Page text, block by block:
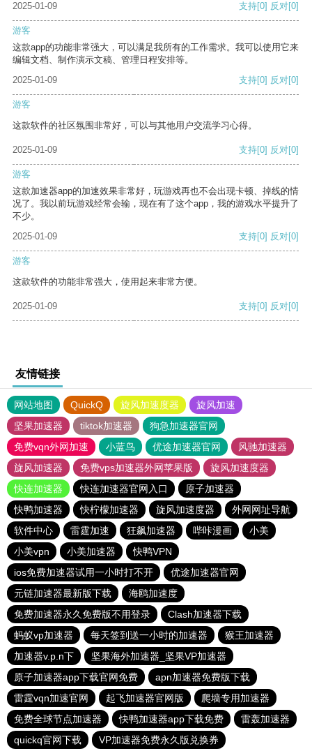
2025-01-09 支持[0] 反对[0]
游客
这款app的功能非常强大，可以满足我所有的工作需求。我可以使用它来
编辑文档、制作演示文稿、管理日程安排等。
2025-01-09
支持[0] 反对[0]
游客
这款软件的社区氛围非常好，可以与其他用户交流学习心得。
2025-01-09 支持[0] 反对[0]
游客
这款加速器app的加速效果非常好，玩游戏再也不会出现卡顿、掉线的情
况了。我以前玩游戏经常会输，现在有了这个app，我的游戏水平提升了
不少。
2025-01-09
支持[0] 反对[0]
游客
这款软件的功能非常强大，使用起来非常方便。
2025-01-09 支持[0] 反对[0]
友情链接
网站地图 QuickQ 旋风加速度器
旋风加速
坚果加速器
tiktok加速器
狗急加速器官网
免费vqn外网加速
小蓝鸟 优途加速器官网
风驰加速器
旋风加速器
免费vps加速器外网苹果版
旋风加速度器
快连加速器
快连加速器官网入口
原子加速器
快鸭加速器
快柠檬加速器 旋风加速度器
外网网址导航
软件中心
雷霆加速 狂飙加速器 哔咔漫画
小美
小美vpn
小美加速器
快鸭VPN
ios免费加速器试用一小时打不开
优途加速器官网
元链加速器最新版下载
海鸥加速度
免费加速器永久免费版不用登录
Clash加速器下载
蚂蚁vp加速器
每天签到送一小时的加速器
猴王加速器
加速器v.p.n下
坚果海外加速器_坚果VP加速器
原子加速器app下载官网免费
apn加速器免费版下载
雷霆vqn加速官网
起飞加速器官网版
爬墙专用加速器
免费全球节点加速器
快鸭加速器app下载免费
雷轰加速器
quickq官网下载
VP加速器免费永久版兑换券